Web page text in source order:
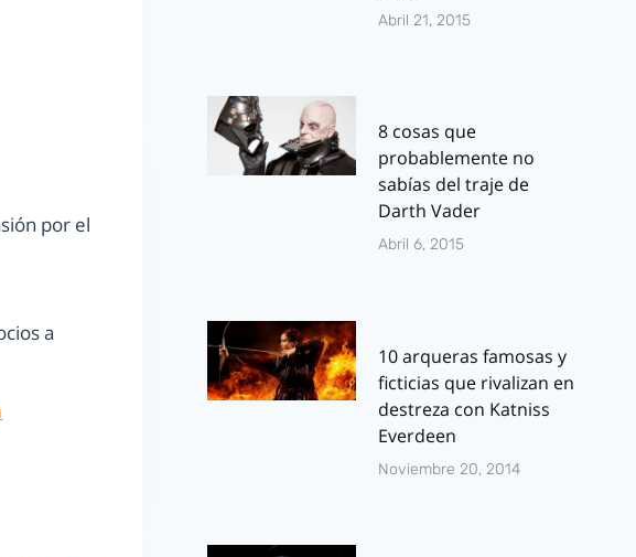
por el
a
Abril 21, 2015
8 cosas que
probablemente no
sabías del traje de
Darth Vader
Abril 6, 2015
10 arqueras famosas y
ficticias que rivalizan en
destreza con Katniss
Everdeen
Noviembre 20, 2014